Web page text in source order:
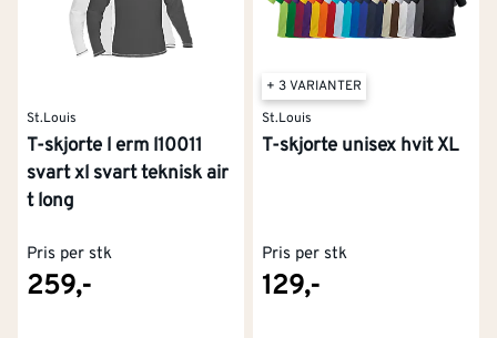
St.Louis
T-skjorte l erm l10011
svart xl svart teknisk air
t long
Pris per stk
259,-
+ 3 VARIANTER
St.Louis
T-skjorte unisex hvit XL
Pris per stk
129,-